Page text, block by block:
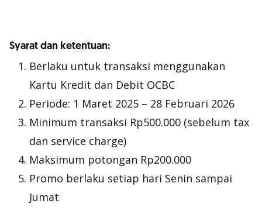
Syarat dan ketentuan:
Berlaku untuk transaksi menggunakan
Kartu Kredit dan Debit OCBC
Periode: 1 Maret 2025 – 28 Februari 2026
Minimum transaksi Rp500.000 (sebelum tax
dan service charge)
Maksimum potongan Rp200.000
Promo berlaku setiap hari Senin sampai
Jumat